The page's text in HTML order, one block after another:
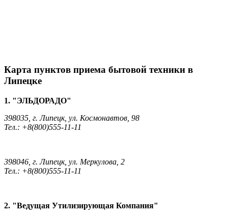
Карта пунктов приема бытовой техники в
Липецке
1. "ЭЛЬДОРАДО"
398035, г. Липецк, ул. Космонавтов, 98
Тел.: +8(800)555-11-11
398046, г. Липецк, ул. Меркулова, 2
Тел.: +8(800)555-11-11
2. "Ведущая Утилизирующая Компания"